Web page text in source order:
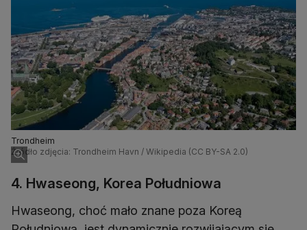
Trondheim
Źródło zdjęcia: Trondheim Havn / Wikipedia (CC BY-SA 2.0)
4. Hwaseong, Korea Południowa
Hwaseong, choć mało znane poza Koreą